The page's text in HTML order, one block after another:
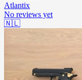
Atlantix
No reviews yet
🇳🇱